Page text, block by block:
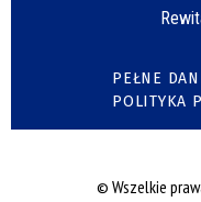
PEŁNE
POLITYKA
© Wszelkie